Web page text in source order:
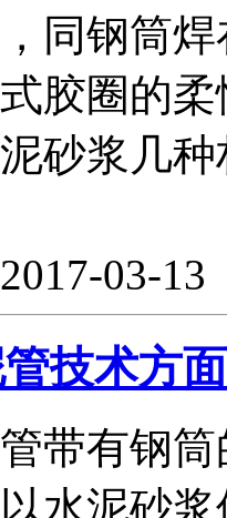
同钢筒
胶圈的
砂浆几
03-
技术方
带有钢
水泥砂